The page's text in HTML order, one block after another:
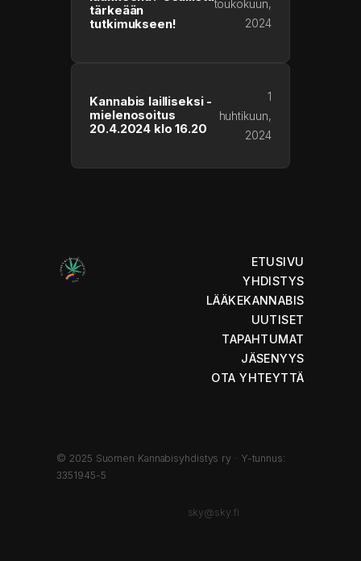
tärkeään
tutkimukseen!
toukokuun,
2024
Kannabis lailliseksi -
mielenosoitus
20.4.2024 klo 16.20
1
huhtikuun,
2024
ETUSIVU
YHDISTYS
LÄÄKEKANNABIS
UUTISET
TAPAHTUMAT
JÄSENYYS
OTA YHTEYTTÄ
© 2025 Suomen Kannabisyhdistys ry · Y-tunnus:
3351945-5
sky@sky.fi